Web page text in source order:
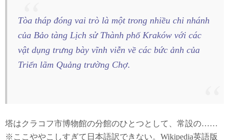
Tòa tháp đóng vai trò là một trong nhiều chi nhánh
của Bảo tàng Lịch sử Thành phố Kraków với các
vật dụng trưng bày vĩnh viễn về các bức ảnh của
Triển lãm Quảng trường Chợ.
塔はクラコフ市博物館の分館のひとつとして、常設の……
※ここややこしすぎて日本語訳できない。Wikipedia英語版